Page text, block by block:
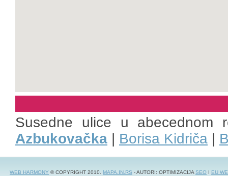
Susedne ulice u abecednom
Azbukovačka | Borisa Kidriča |
WEB HARMONY © COPYRIGHT 2010. MAPA.IN.RS - AUTORI: OPTIMIZACIJA SEO I EU